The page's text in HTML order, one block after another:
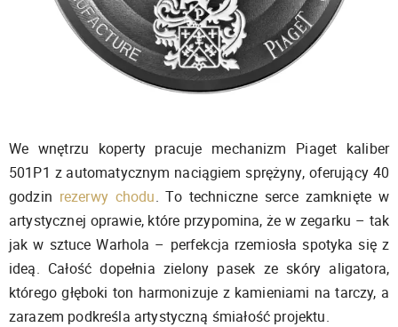
We wnętrzu koperty pracuje mechanizm Piaget kaliber
501P1 z automatycznym naciągiem sprężyny, oferujący 40
godzin rezerwy chodu. To techniczne serce zamknięte w
artystycznej oprawie, które przypomina, że w zegarku – tak
jak w sztuce Warhola – perfekcja rzemiosła spotyka się z
ideą. Całość dopełnia zielony pasek ze skóry aligatora,
którego głęboki ton harmonizuje z kamieniami na tarczy, a
zarazem podkreśla artystyczną śmiałość projektu.